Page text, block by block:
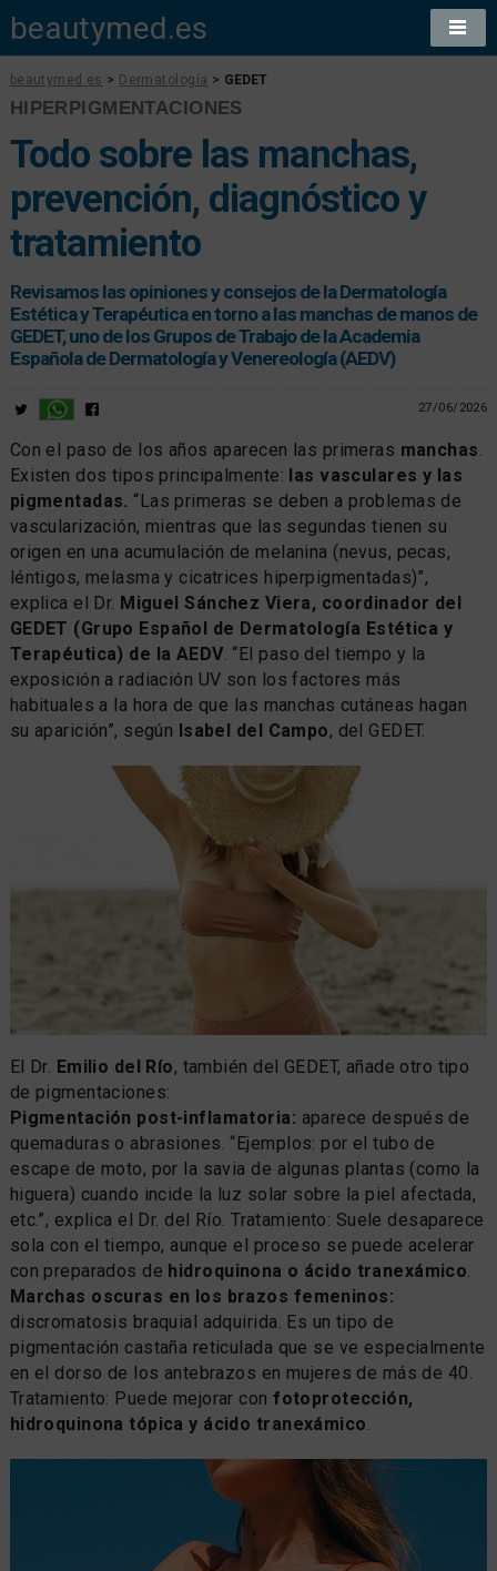
beautymed.es
beautymed.es > Dermatología > GEDET
HIPERPIGMENTACIONES
Todo sobre las manchas,
prevención, diagnóstico y
tratamiento
Revisamos las opiniones y consejos de la Dermatología
Estética y Terapéutica en torno a las manchas de manos de
GEDET, uno de los Grupos de Trabajo de la Academia
Española de Dermatología y Venereología (AEDV)
27/06/2026
Con el paso de los años aparecen las primeras manchas.
Existen dos tipos principalmente: las vasculares y las
pigmentadas. “Las primeras se deben a problemas de
vascularización, mientras que las segundas tienen su
origen en una acumulación de melanina (nevus, pecas,
léntigos, melasma y cicatrices hiperpigmentadas)”,
explica el Dr. Miguel Sánchez Viera, coordinador del
GEDET (Grupo Español de Dermatología Estética y
Terapéutica) de la AEDV. “El paso del tiempo y la
exposición a radiación UV son los factores más
habituales a la hora de que las manchas cutáneas hagan
su aparición”, según Isabel del Campo, del GEDET.
El Dr. Emilio del Río, también del GEDET, añade otro tipo
de pigmentaciones:
Pigmentación post-inflamatoria: aparece después de
quemaduras o abrasiones. “Ejemplos: por el tubo de
escape de moto, por la savia de algunas plantas (como la
higuera) cuando incide la luz solar sobre la piel afectada,
etc.”, explica el Dr. del Río. Tratamiento: Suele desaparece
sola con el tiempo, aunque el proceso se puede acelerar
con preparados de hidroquinona o ácido tranexámico.
Marchas oscuras en los brazos femeninos:
discromatosis braquial adquirida. Es un tipo de
pigmentación castaña reticulada que se ve especialmente
en el dorso de los antebrazos en mujeres de más de 40.
Tratamiento: Puede mejorar confotoprotección,
hidroquinona tópica y ácido tranexámico.